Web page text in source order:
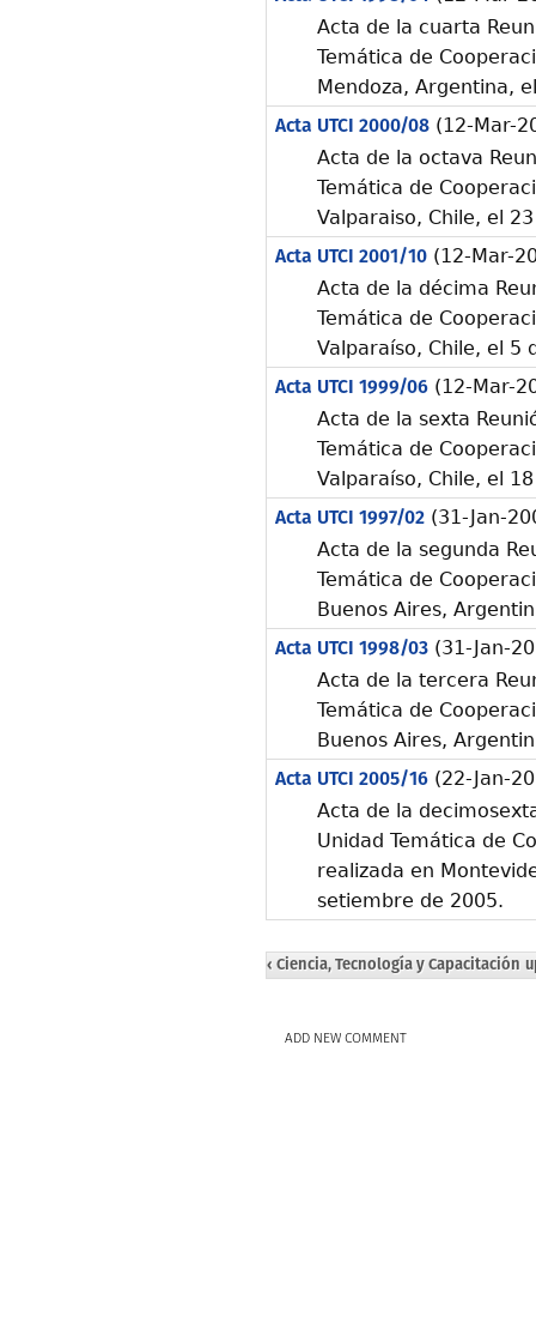
Acta de la cuarta
Temática de
Mendoza, Argentina,
Acta UTCI 2000/08(12-Mar-
Acta de la octava
Temática de
Valparaiso, Chile, el
Acta UTCI 2001/10(12-Mar-
Acta de la décima
Temática de
Valparaíso, Chile, el 5
Acta UTCI 1999/06(12-Mar-
Acta de la sexta
Temática de
Valparaíso, Chile, el
Acta UTCI 1997/02(31-Jan-
Acta de la segunda
Temática de
Buenos Aires,
Acta UTCI 1998/03(31-Jan-
Acta de la tercera
Temática de
Buenos Aires,
Acta UTCI 2005/16(22-Jan-
Acta de la
Unidad Temática de
realizada en
setiembre de 2005.
‹ Ciencia, Tecnología y Capacitación
ADD NEW COMMENT